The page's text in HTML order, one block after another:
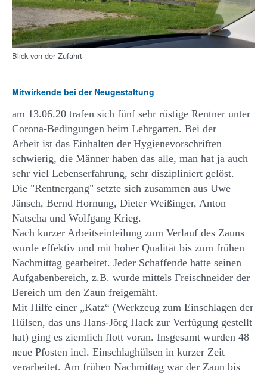
Blick von der Zufahrt
Mitwirkende bei der Neugestaltung
am 13.06.20 trafen sich fünf sehr rüstige Rentner unter
Corona-Bedingungen beim Lehrgarten. Bei der
Arbeit ist das Einhalten der Hygienevorschriften
schwierig, die Männer haben das alle, man hat ja auch
sehr viel Lebenserfahrung, sehr diszipliniert gelöst.
Die "Rentnergang" setzte sich zusammen aus Uwe
Jänsch, Bernd Hornung, Dieter Weißinger, Anton
Natscha und Wolfgang Krieg.
Nach kurzer Arbeitseinteilung zum Verlauf des Zauns
wurde effektiv und mit hoher Qualität bis zum frühen
Nachmittag gearbeitet. Jeder Schaffende hatte seinen
Aufgabenbereich, z.B. wurde mittels Freischneider der
Bereich um den Zaun freigemäht.
Mit Hilfe einer „Katz“ (Werkzeug zum Einschlagen der
Hülsen, das uns Hans-Jörg Hack zur Verfügung gestellt
hat) ging es ziemlich flott voran. Insgesamt wurden 48
neue Pfosten incl. Einschlaghülsen in kurzer Zeit
verarbeitet. Am frühen Nachmittag war der Zaun bis